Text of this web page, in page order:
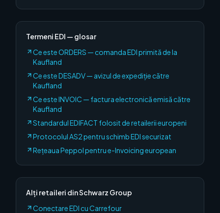
Termeni EDI — glosar
Ce este ORDERS — comanda EDI primită de la
Kaufland
Ce este DESADV — avizul de expediție către
Kaufland
Ce este INVOIC — factura electronică emisă către
Kaufland
Standardul EDIFACT folosit de retailerii europeni
Protocolul AS2 pentru schimb EDI securizat
Rețeaua Peppol pentru e-Invoicing european
Alți retaileri din Schwarz Group
Conectare EDI cuCarrefour